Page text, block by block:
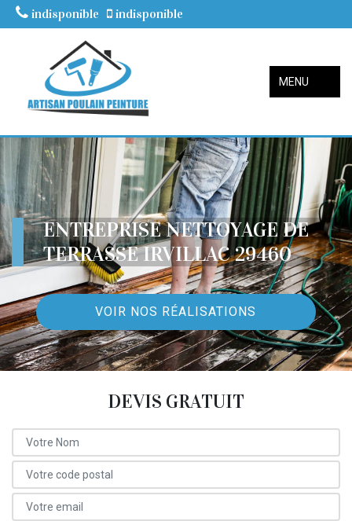
indisponible indisponible
MENU
ENTREPRISE NETTOYAGE DE
TERRASSE IRVILLAC 29460
VOIR NOS RÉALISATIONS
DEVIS GRATUIT